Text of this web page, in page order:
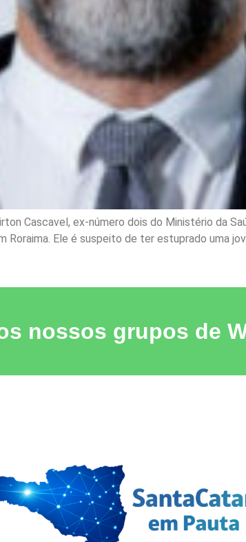
Cascavel, ex-número dois do Ministério da
Roraima. Ele é suspeito de ter estuprado uma
nossos grupos de